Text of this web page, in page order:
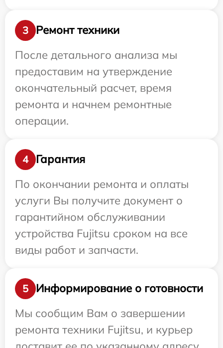
3
Ремонт техники
После детального анализа мы
предоставим на утверждение
окончательный расчет, время
ремонта и начнем ремонтные
операции.
4
Гарантия
По окончании ремонта и оплаты
услуги Вы получите документ о
гарантийном обслуживании
устройства Fujitsu сроком на все
виды работ и запчасти.
5
Информирование о готовности
Мы сообщим Вам о завершении
ремонта техники Fujitsu, и курьер